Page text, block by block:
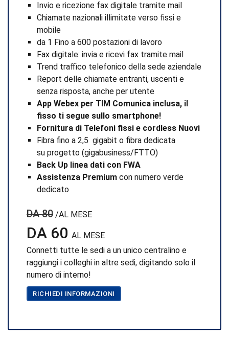
Invio e ricezione fax digitale tramite mail
Chiamate nazionali illimitate verso fissi e
mobile
da 1 Fino a 600 postazioni di lavoro
Fax digitale: invia e ricevi fax tramite mail
Trend traffico telefonico della sede aziendale
Report delle chiamate entranti, uscenti e
senza risposta, anche per utente
App Webex per TIM Comunica inclusa, il
fisso ti segue sullo smartphone!
Fornitura di Telefoni fissi e cordless Nuovi
Fibra fino a 2,5 gigabit o fibra dedicata
su progetto (gigabusiness/FTTO)
Back Up linea dati con FWA
Assistenza Premium con numero verde
dedicato
DA 80 /AL MESE
DA 60 AL MESE
Connetti tutte le sedi a un unico centralino e
raggiungi i colleghi in altre sedi, digitando solo il
numero di interno!
RICHIEDI INFORMAZIONI